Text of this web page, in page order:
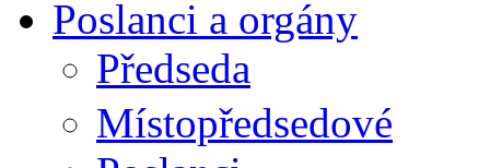
Poslanci a orgány
Předseda
Místopředsedové